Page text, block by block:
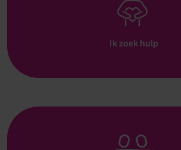
Ik zoek hulp